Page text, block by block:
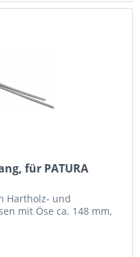
für PATURA
Hartholz- und
mit Öse ca. 148 mm,